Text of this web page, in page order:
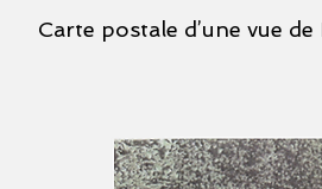
Carte postale d’une vue